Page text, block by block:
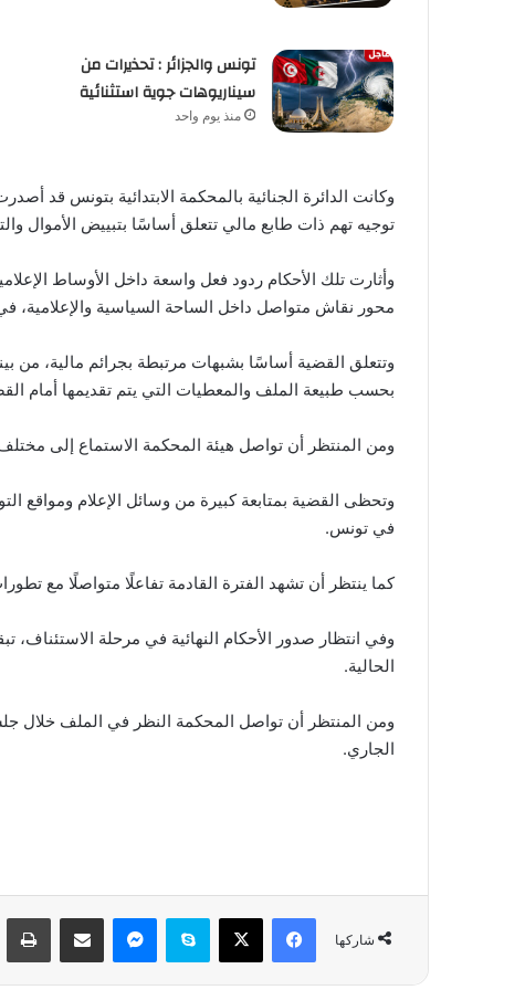
تونس والجزائر : تحذيرات من
سيناريوهات جوية استثنائية
منذ يوم واحد
وكانت الدائرة الجنائية بالمحكمة الابتدائية بتونس
توجيه تهم ذات طابع مالي تتعلق أساسًا بتبييض الأموال
وأثارت تلك الأحكام ردود فعل واسعة داخل الأوساط
محور نقاش متواصل داخل الساحة السياسية والإعلامية،
وتتعلق القضية أساسًا بشبهات مرتبطة بجرائم مالية، من
بحسب طبيعة الملف والمعطيات التي يتم تقديمها أمام
ومن المنتظر أن تواصل هيئة المحكمة الاستماع إلى
وتحظى القضية بمتابعة كبيرة من وسائل الإعلام ومواقع
في تونس.
كما ينتظر أن تشهد الفترة القادمة تفاعلًا متواصلًا مع
وفي انتظار صدور الأحكام النهائية في مرحلة الاستئناف،
الحالية.
ومن المنتظر أن تواصل المحكمة النظر في الملف خلال
الجاري.
شاركها
فيسبوك سكايب